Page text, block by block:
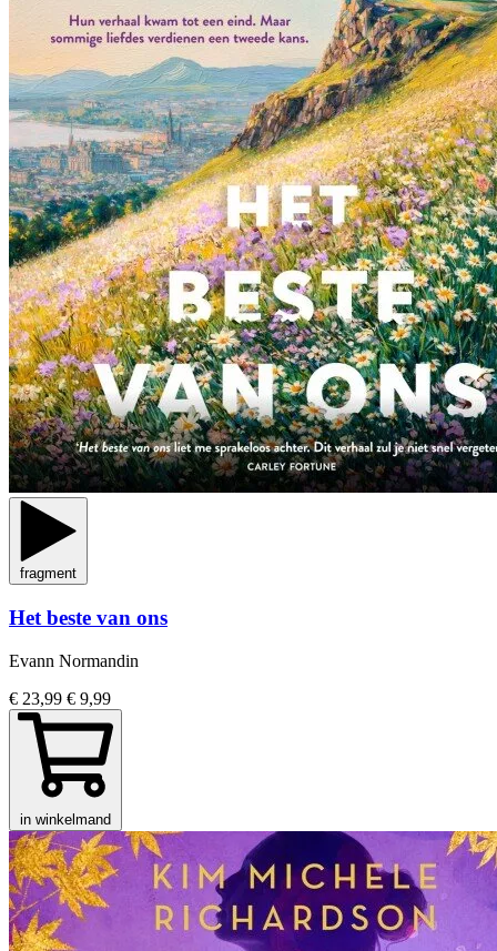
fragment
Het beste van ons
Evann Normandin
€ 23,99 € 9,99
in winkelmand